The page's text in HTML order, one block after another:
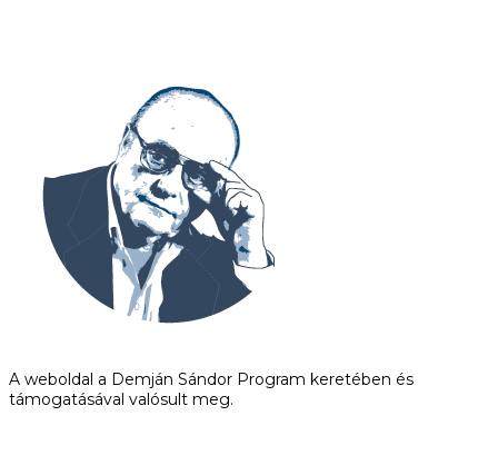
A weboldal a Demján Sándor Program keretében és
támogatásával valósult meg.